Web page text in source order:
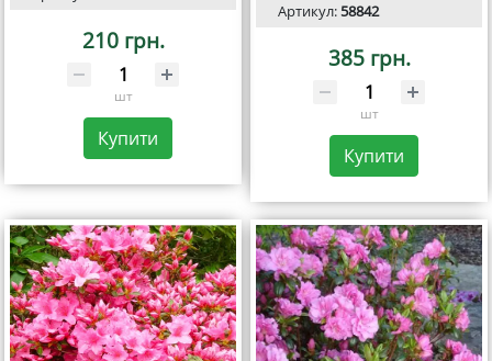
210 грн.
шт
Купити
Артикул:58842
385 грн.
шт
Купити